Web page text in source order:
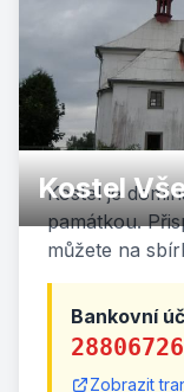
Kostel
Kostel je
památkou.
můžete na
Bankovní
Zobrazit